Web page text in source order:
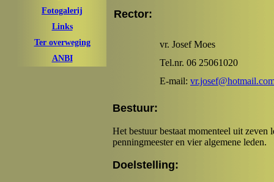
Fotogalerij
Links
Ter overweging
ANBI
Rector:
vr. Josef Moes
Tel.nr. 06 25061020
E-mail:
Bestuur:
Het bestuur bestaat momenteel uit zeven
penningmeester en vier algemene leden.
Doelstelling: